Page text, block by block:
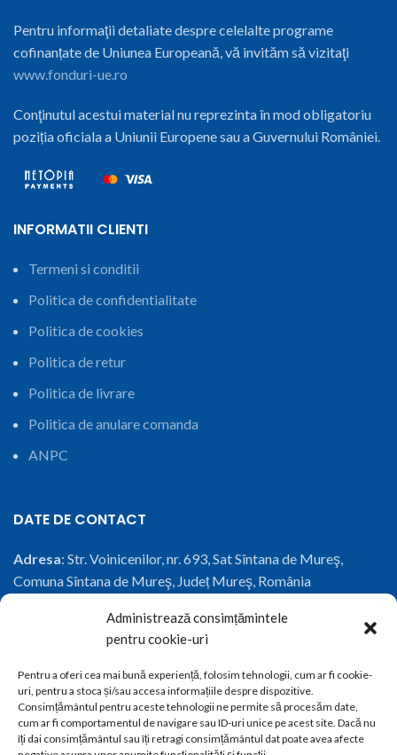
Administrează consimțămintele
pentru cookie-uri
Pentru a oferi cea mai bună experiență, folosim tehnologii, cum ar fi cookie-
uri, pentru a stoca și/sau accesa informațiile despre dispozitive.
Consimțământul pentru aceste tehnologii ne permite să procesăm date,
cum ar fi comportamentul de navigare sau ID-uri unice pe acest site. Dacă nu
îți dai consimțământul sau îți retragi consimțământul dat poate avea afecte
Pentru informaţii detaliate despre celelalte programe
cofinanțate de Uniunea Europeană, vă invităm să vizitaţi
www.fonduri-ue.ro
Conţinutul acestui material nu reprezinta în mod obligatoriu
poziția oficiala a Uniunii Europene sau a Guvernului României.
INFORMATII CLIENTI
Termeni si conditii
Politica de confidentialitate
Politica de cookies
Politica de retur
Politica de livrare
Politica de anulare comanda
ANPC
DATE DE CONTACT
Adresa: Str. Voinicenilor, nr. 693, Sat Sîntana de Mureş,
Comuna Sîntana de Mureş, Județ Mureş, România
+40 771 311 487
CUI: 37881821
J26/1281/2017